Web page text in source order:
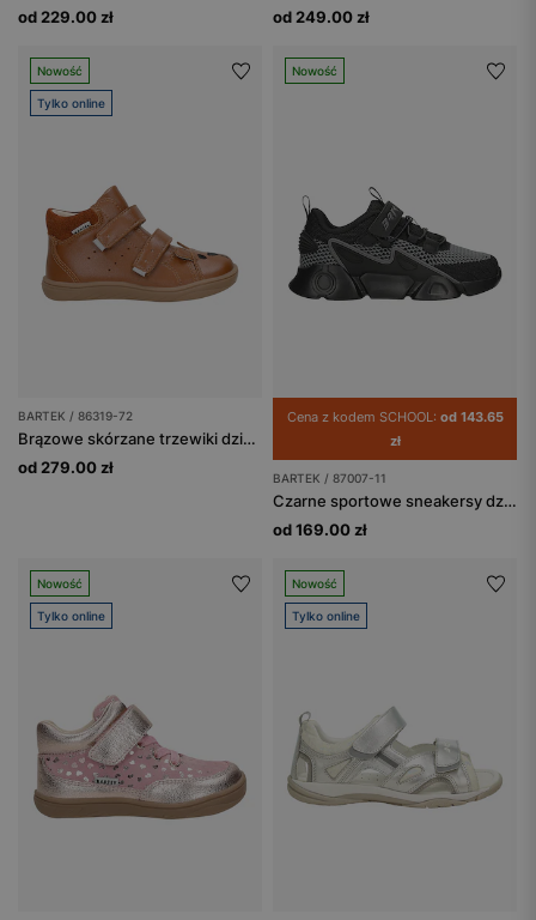
od 229.00 zł
od 249.00 zł
Nowość
Tylko online
BARTEK / 86319-72
Brązowe skórzane trzewiki dziecięce barefoot z misiem
od 279.00 zł
Nowość
Cena z kodem SCHOOL: od 143.65
zł
BARTEK / 87007-11
Czarne sportowe sneakersy dziecięce BARTEK 87007-11
od 169.00 zł
Nowość
Tylko online
Nowość
Tylko online